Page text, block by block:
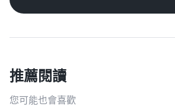
推薦閱讀
您可能也會喜歡